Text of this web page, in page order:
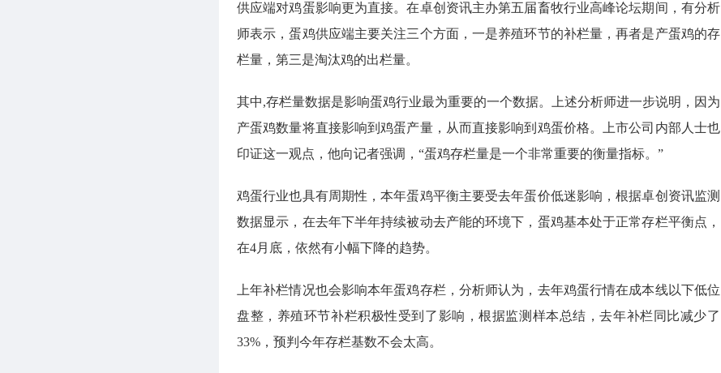
供应端对鸡蛋影响更为直接。在卓创资讯主办第五届畜牧行业高峰论坛期间，有分析
师表示，蛋鸡供应端主要关注三个方面，一是养殖环节的补栏量，再者是产蛋鸡的存
栏量，第三是淘汰鸡的出栏量。
其中,存栏量数据是影响蛋鸡行业最为重要的一个数据。上述分析师进一步说明，因为
产蛋鸡数量将直接影响到鸡蛋产量，从而直接影响到鸡蛋价格。上市公司内部人士也
印证这一观点，他向记者强调，“蛋鸡存栏量是一个非常重要的衡量指标。”
鸡蛋行业也具有周期性，本年蛋鸡平衡主要受去年蛋价低迷影响，根据卓创资讯监测
数据显示，在去年下半年持续被动去产能的环境下，蛋鸡基本处于正常存栏平衡点，
在4月底，依然有小幅下降的趋势。
上年补栏情况也会影响本年蛋鸡存栏，分析师认为，去年鸡蛋行情在成本线以下低位
盘整，养殖环节补栏积极性受到了影响，根据监测样本总结，去年补栏同比减少了
33%，预判今年存栏基数不会太高。